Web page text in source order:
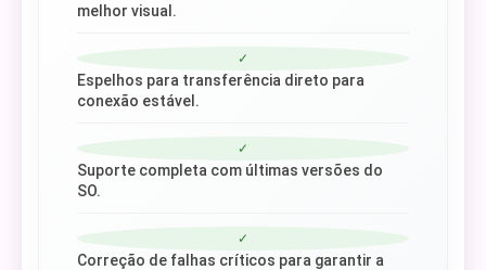
melhor visual.
✓
Espelhos para transferência direto para
conexão estável.
✓
Suporte completa com últimas versões do
SO.
✓
Correção de falhas críticos para garantir a